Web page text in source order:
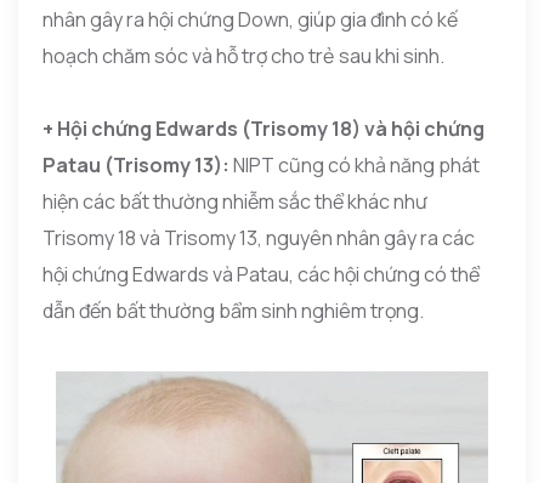
nhân gây ra hội chứng Down, giúp gia đình có kế
hoạch chăm sóc và hỗ trợ cho trẻ sau khi sinh.
+ Hội chứng Edwards (Trisomy 18) và hội chứng
Patau (Trisomy 13): NIPT cũng có khả năng phát
hiện các bất thường nhiễm sắc thể khác như
Trisomy 18 và Trisomy 13, nguyên nhân gây ra các
hội chứng Edwards và Patau, các hội chứng có thể
dẫn đến bất thường bẩm sinh nghiêm trọng.